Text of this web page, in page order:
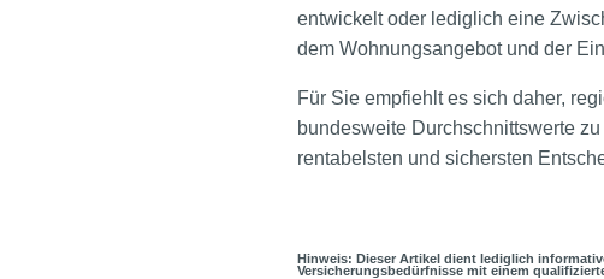
entwickelt oder lediglich eine
dem Wohnungsangebot und der
Für Sie empfiehlt es sich daher,
bundesweite Durchschnittswerte
rentabelsten und sichersten
Hinweis: Dieser Artikel dient lediglich
Versicherungsbedürfnisse mit einem